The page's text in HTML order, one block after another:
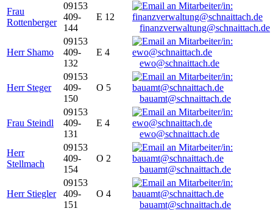
Frau
Rottenberger
09153
409-
144
E 12
finanzverwaltung@schnaittach.de
Herr Shamo
09153
409-
132
E 4
ewo@schnaittach.de
Herr Steger
09153
409-
150
O 5
bauamt@schnaittach.de
Frau Steindl
09153
409-
131
E 4
ewo@schnaittach.de
Herr
Stellmach
09153
409-
154
O 2
bauamt@schnaittach.de
Herr Stiegler
09153
409-
151
O 4
bauamt@schnaittach.de